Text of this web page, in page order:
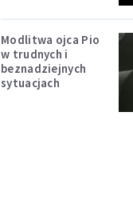
Modlitwa ojca Pio
w trudnych i
beznadziejnych
sytuacjach